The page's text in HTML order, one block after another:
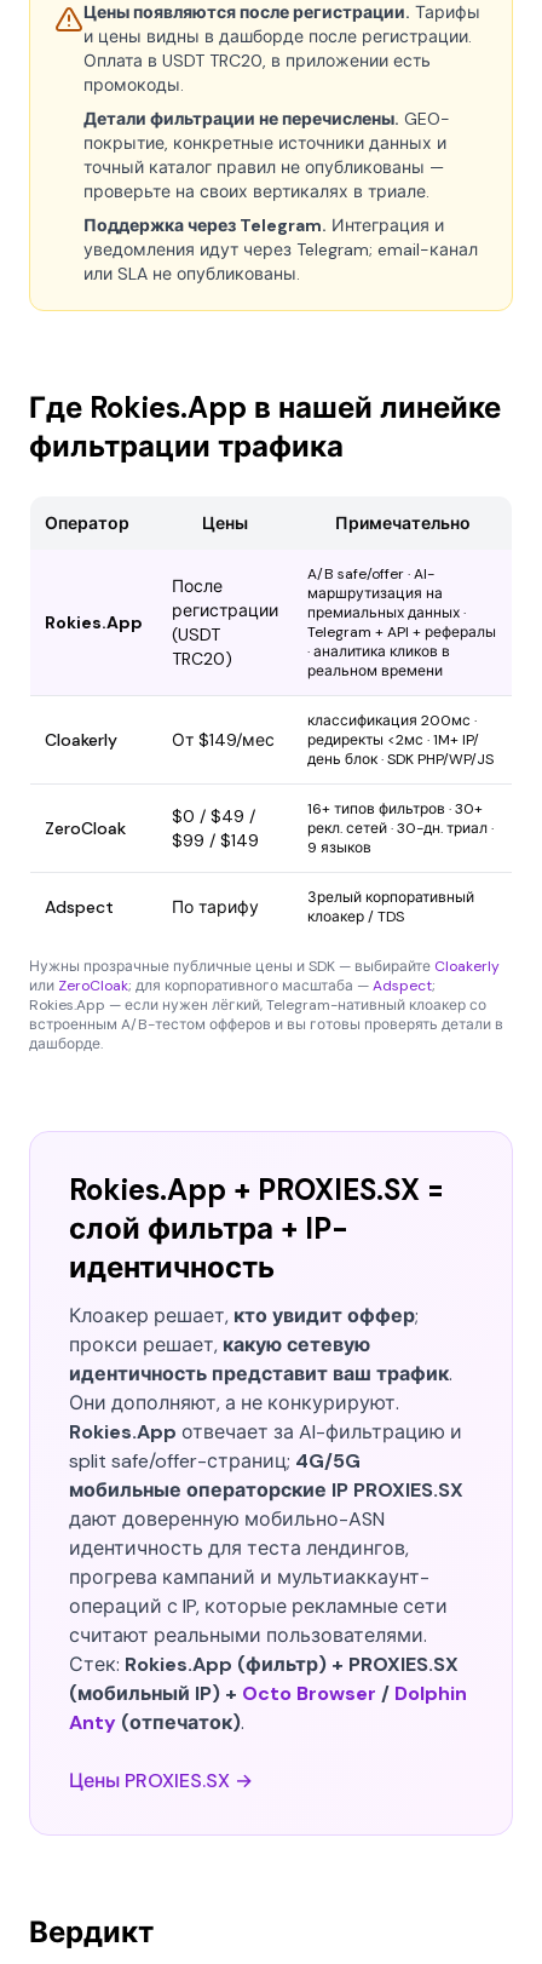
Цены появляются после регистрации. Тарифы
и цены видны в дашборде после регистрации.
Оплата в USDT TRC20, в приложении есть
промокоды.
Детали фильтрации не перечислены. GEO-
покрытие, конкретные источники данных и
точный каталог правил не опубликованы —
проверьте на своих вертикалях в триале.
Поддержка через Telegram. Интеграция и
уведомления идут через Telegram; email-канал
или SLA не опубликованы.
Где Rokies.App в нашей линейке
фильтрации трафика
Оператор Цены Примечательно
Rokies.App
После
регистрации
(USDT
TRC20)
A/B safe/offer · AI-
маршрутизация на
премиальных данных ·
Telegram + API + рефералы
· аналитика кликов в
реальном времени
Cloakerly От $149/мес
классификация 200мс ·
редиректы <2мс · 1M+ IP/
день блок · SDK PHP/WP/JS
ZeroCloak
$0 / $49 /
$99 / $149
16+ типов фильтров · 30+
рекл. сетей · 30-дн. триал ·
9 языков
Adspect По тарифу
Зрелый корпоративный
клоакер / TDS
Нужны прозрачные публичные цены и SDK — выбирайте Cloakerly
или ZeroCloak; для корпоративного масштаба —Adspect;
Rokies.App — если нужен лёгкий, Telegram-нативный клоакер со
встроенным A/B-тестом офферов и вы готовы проверять детали в
дашборде.
Rokies.App + PROXIES.SX =
слой фильтра + IP-
идентичность
Клоакер решает, кто увидит оффер;
прокси решает, какую сетевую
идентичность представит ваш трафик.
Они дополняют, а не конкурируют.
Rokies.App отвечает за AI-фильтрацию и
split safe/offer-страниц; 4G/5G
мобильные операторские IP PROXIES.SX
дают доверенную мобильно-ASN
идентичность для теста лендингов,
прогрева кампаний и мультиаккаунт-
операций с IP, которые рекламные сети
считают реальными пользователями.
Стек: Rokies.App (фильтр) + PROXIES.SX
(мобильный IP) + Octo Browser / Dolphin
Anty (отпечаток).
Цены PROXIES.SX →
Вердикт